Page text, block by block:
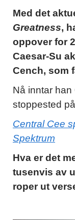
Med det
Greatness,
oppover for
Caesar-Su
Cench, som
Nå inntar
stoppested
Central Cee
Spektrum
Hva er det
tusenvis av
roper ut